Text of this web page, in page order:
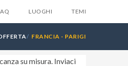
LUOGHI TEMI
FRANCIA - PARIGI